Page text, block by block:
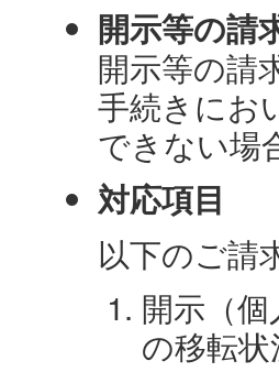
開示等の請
開示等の請
手続きにお
できない場
対応項目
以下のご請
開示（
の移転状